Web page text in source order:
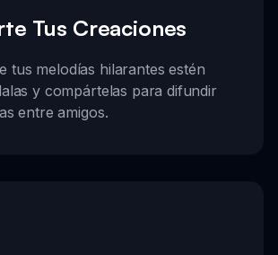
Tus Creaciones
tus melodías hilarantes estén
y compártelas para difundir
entre amigos.